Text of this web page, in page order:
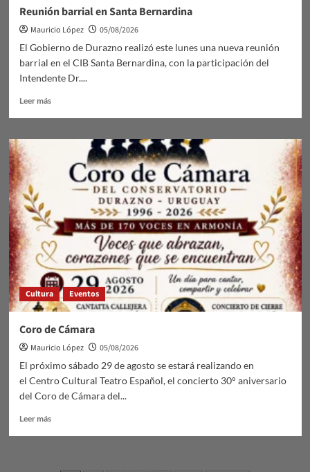
Reunión barrial en Santa Bernardina
Mauricio López
05/08/2026
El Gobierno de Durazno realizó este lunes una nueva reunión
barrial en el CIB Santa Bernardina, con la participación del
Intendente Dr....
Leer másLeer
Reunión
Santa
Bernardina
Cultura Eventos
Coro de Cámara
Mauricio López
05/08/2026
El próximo sábado 29 de agosto se estará realizando en
el Centro Cultural Teatro Español, el concierto 30° aniversario
del Coro de Cámara del...
Leer másLeer